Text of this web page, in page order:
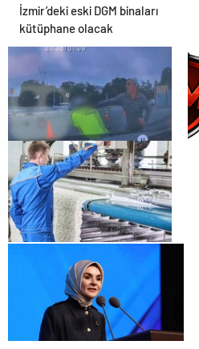
İzmir’deki eski DGM binaları
kütüphane olacak
Polise bıçakla saldıran
şüpheli ayağından
vurularak yakalandı
Antibakteriyel Halı Yıkama